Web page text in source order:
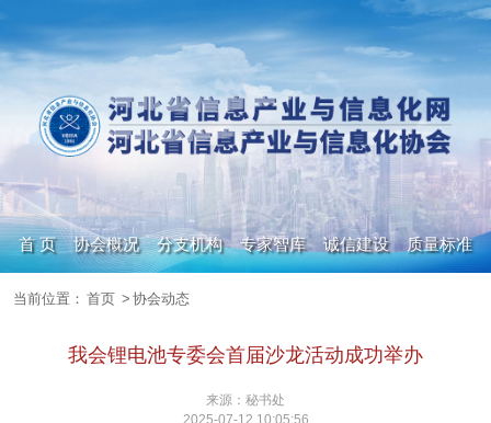
首 页 协会概况 分支机构 专家智库 诚信建设 质量标准
政策信息 人才集市
当前位置： 首页 > 协会动态
我会锂电池专委会首届沙龙活动成功举办
来源：秘书处